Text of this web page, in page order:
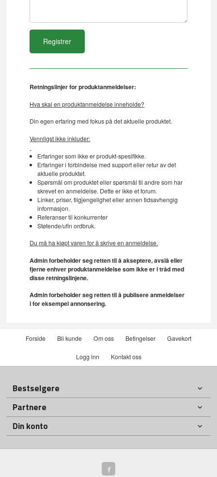
Retningslinjer for produktanmeldelser:
Hva skal en produktanmeldelse inneholde?
Din egen erfaring med fokus på det aktuelle produktet.
Vennligst ikke inkluder:
Erfaringer som ikke er produkt-spesifikke.
Erfaringer i forbindelse med support eller retur av det
aktuelle produktet.
Spørsmål om produktet eller spørsmål til andre som har
skrevet en anmeldelse. Dette er ikke et forum.
Linker, priser, tilgjengelighet eller annen tidsavhengig
informasjon.
Referanser til konkurrenter
Støtende/ufin ordbruk.
Du må ha kjøpt varen for å skrive en anmeldelse.
Admin forbeholder seg retten til å akseptere, avslå eller
fjerne enhver produktanmeldelse som ikke er i tråd med
disse retningslinjene.
Admin forbeholder seg retten til å publisere anmeldelser
i for eksempel annonsering.
Forside Bli kunde Om oss Betingelser Gavekort
Logg inn Kontakt oss
Bestselgere
Partnere
Din konto